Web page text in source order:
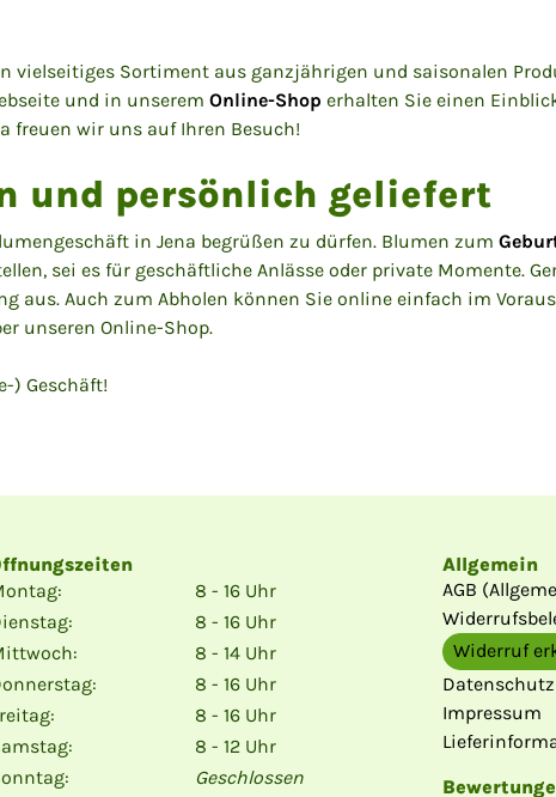
vielseitiges Sortiment aus ganzjährigen und saisonalen
und in unserem Online-Shop erhalten Sie einen
freuen wir uns auf Ihren Besuch!
und persönlich geliefert
in Jena begrüßen zu dürfen. Blumen zum
sei es für geschäftliche Anlässe oder private Momente.
aus. Auch zum Abholen können Sie online einfach im
unseren Online-Shop.
) Geschäft!
8 - 16 Uhr
8 - 16 Uhr
8 - 14 Uhr
8 - 16 Uhr
8 - 16 Uhr
8 - 12 Uhr
Geschlossen
Allgemein
AGB
Widerruf
Datenschutz
Impressum